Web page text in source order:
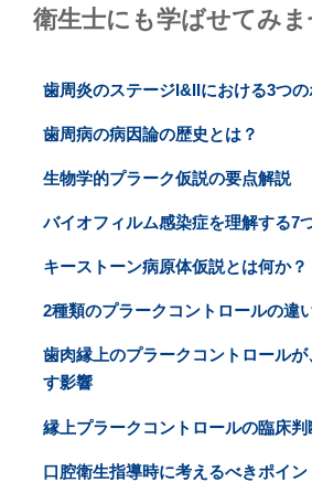
衛生士にも学ばせてみま
歯周炎のステージI&IIにおける3つの
歯周病の病因論の歴史とは？
生物学的プラーク仮説の要点解説
バイオフィルム感染症を理解する7
キーストーン病原体仮説とは何か？
2種類のプラークコントロールの違
歯肉縁上のプラークコントロール
す影響
縁上プラークコントロールの臨床判
口腔衛生指導時に考えるべきポイン